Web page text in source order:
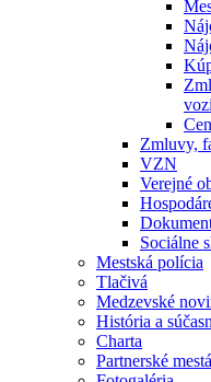
Zmluvy,
VZN
Verejné
Sociálne
Mestská polícia
Tlačivá
Medzevské
História a
Charta
Partnerské mestá